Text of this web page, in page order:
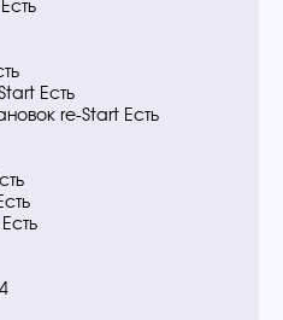
Есть
re-Start Есть